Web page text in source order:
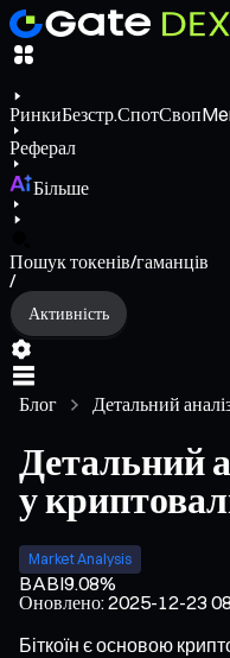
РинкиБезстр.СпотСвоп
Реферал
Більше
Пошук токенів/гаманців
/
Активність
Блог Детальний
Детальний
у
Market Analysis
BABI9.08%
Оновлено:2025-12-23
Біткоїн є основою